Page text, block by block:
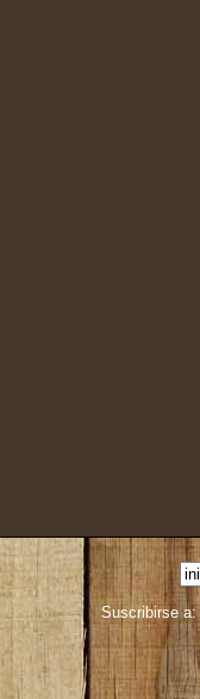
Suscribirse a: